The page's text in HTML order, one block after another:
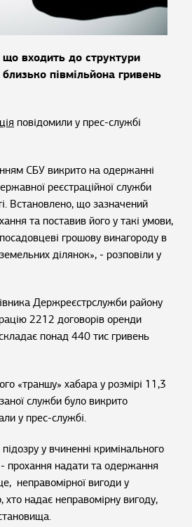
входить до структури
півмільйона гривень
повідомили у прес-службі
СБУ викрито на одержанні
реєстраційної служби
Встановлено, що зазначений
та поставив його у такі умови,
грошову винагороду в
ділянок», - розповіли у
Держреєстрслужби району
2212 договорів оренди
понад 440 тис гривень
«траншу» хабара у розмірі 11,3
служби було викрито
у прес-службі.
у вчиненні кримінального
прохання надати та одержання
неправомірної вигоди у
хто надає неправомірну вигоду,